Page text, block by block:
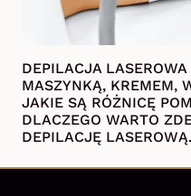
DEPILACJA
MASZYNKĄ, KREMEM,
JAKIE SĄ RÓŻNICĘ
DLACZEGO WARTO
DEPILACJĘ LASEROWĄ.